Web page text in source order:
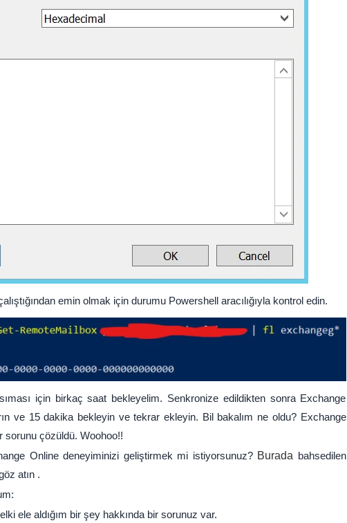
emin olmak için durumu Powershell aracılığıyla kontrol edin.
için birkaç saat bekleyelim. Senkronize edildikten sonra Exchange
ve 15 dakika bekleyin ve tekrar ekleyin. Bil bakalım ne oldu? Exchange
çözüldü. Woohoo!!
Online deneyiminizi geliştirmek mi istiyorsunuz? Burada bahsedilen
atın .
ele aldığım bir şey hakkında bir sorunuz var.